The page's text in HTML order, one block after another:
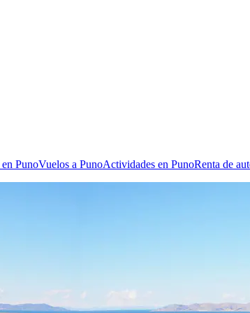
en PunoVuelos a PunoActividades en PunoRenta de